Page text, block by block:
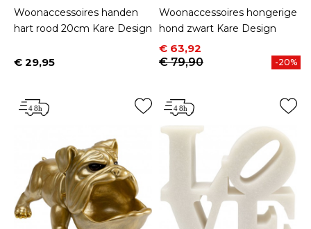
Woonaccessoires handen
hart rood 20cm Kare Design
Prijs
€ 29,95
Woonaccessoires hongerige
hond zwart Kare Design
Prijs
€ 63,92
Normale prijs
€ 79,90
-20%